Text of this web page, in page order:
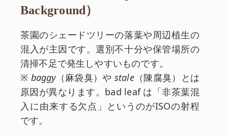
Background）
茶園のシェードツリーの落葉や周辺植生の
混入が主因です。選別不十分や保管場所の
清掃不足で発生しやすいものです。
※ baggy（麻袋臭）や stale（陳腐臭）とは
原因が異なります。bad leaf は「非茶葉混
入に由来する欠点」というのがISOの射程
です。